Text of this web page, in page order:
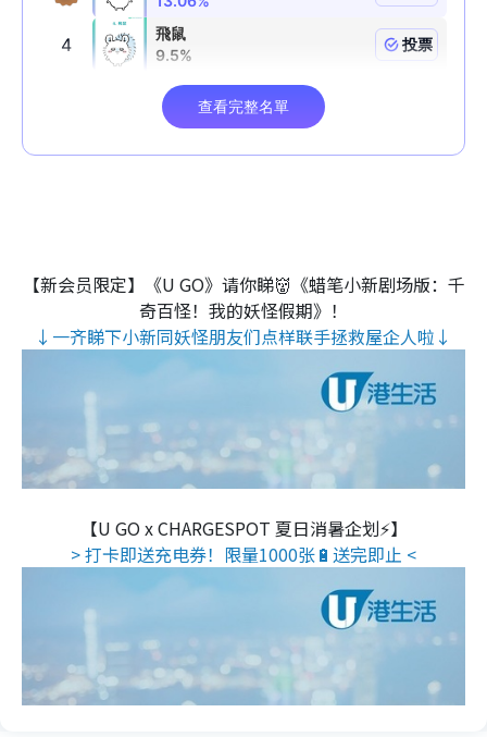
【新会员限定】《U GO》请你睇👹《蜡笔小新剧场版：千
奇百怪！我的妖怪假期》！
↓一齐睇下小新同妖怪朋友们点样联手拯救屋企人啦↓
【U GO x CHARGESPOT 夏日消暑企划⚡】
> 打卡即送充电券！限量1000张🔋送完即止 <